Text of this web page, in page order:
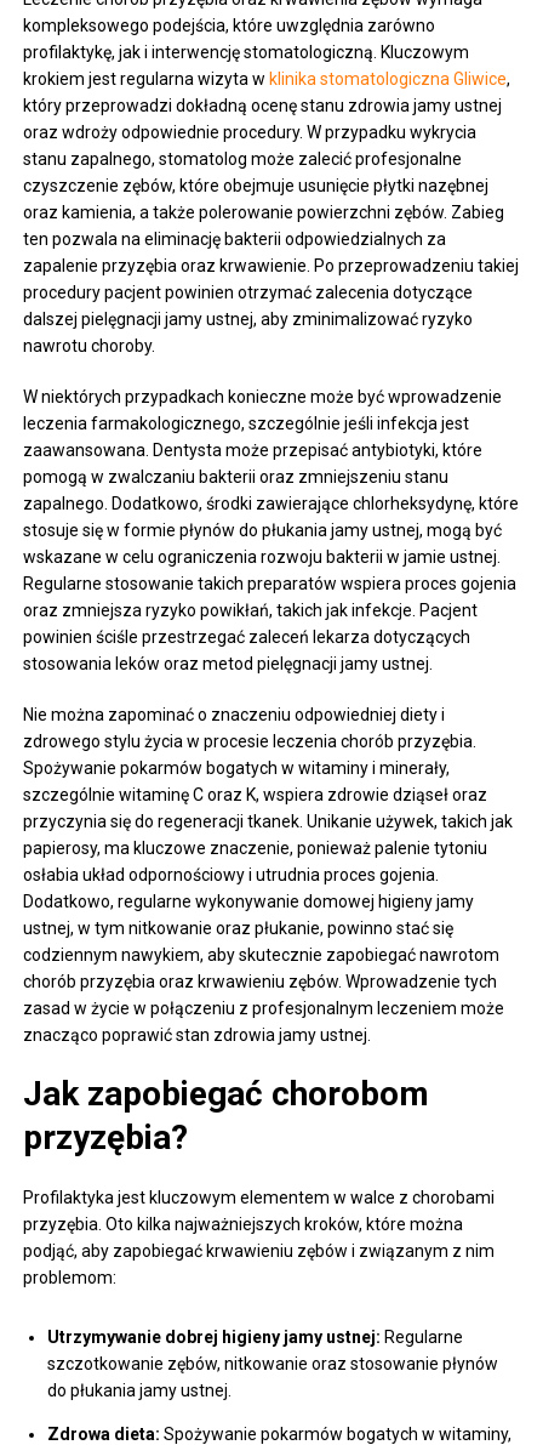
kompleksowego podejścia, które uwzględnia zarówno
profilaktykę, jak i interwencję stomatologiczną. Kluczowym
krokiem jest regularna wizyta w klinika stomatologiczna Gliwice,
który przeprowadzi dokładną ocenę stanu zdrowia jamy ustnej
oraz wdroży odpowiednie procedury. W przypadku wykrycia
stanu zapalnego, stomatolog może zalecić profesjonalne
czyszczenie zębów, które obejmuje usunięcie płytki nazębnej
oraz kamienia, a także polerowanie powierzchni zębów. Zabieg
ten pozwala na eliminację bakterii odpowiedzialnych za
zapalenie przyzębia oraz krwawienie. Po przeprowadzeniu takiej
procedury pacjent powinien otrzymać zalecenia dotyczące
dalszej pielęgnacji jamy ustnej, aby zminimalizować ryzyko
nawrotu choroby.
W niektórych przypadkach konieczne może być wprowadzenie
leczenia farmakologicznego, szczególnie jeśli infekcja jest
zaawansowana. Dentysta może przepisać antybiotyki, które
pomogą w zwalczaniu bakterii oraz zmniejszeniu stanu
zapalnego. Dodatkowo, środki zawierające chlorheksydynę, które
stosuje się w formie płynów do płukania jamy ustnej, mogą być
wskazane w celu ograniczenia rozwoju bakterii w jamie ustnej.
Regularne stosowanie takich preparatów wspiera proces gojenia
oraz zmniejsza ryzyko powikłań, takich jak infekcje. Pacjent
powinien ściśle przestrzegać zaleceń lekarza dotyczących
stosowania leków oraz metod pielęgnacji jamy ustnej.
Nie można zapominać o znaczeniu odpowiedniej diety i
zdrowego stylu życia w procesie leczenia chorób przyzębia.
Spożywanie pokarmów bogatych w witaminy i minerały,
szczególnie witaminę C oraz K, wspiera zdrowie dziąseł oraz
przyczynia się do regeneracji tkanek. Unikanie używek, takich jak
papierosy, ma kluczowe znaczenie, ponieważ palenie tytoniu
osłabia układ odpornościowy i utrudnia proces gojenia.
Dodatkowo, regularne wykonywanie domowej higieny jamy
ustnej, w tym nitkowanie oraz płukanie, powinno stać się
codziennym nawykiem, aby skutecznie zapobiegać nawrotom
chorób przyzębia oraz krwawieniu zębów. Wprowadzenie tych
zasad w życie w połączeniu z profesjonalnym leczeniem może
znacząco poprawić stan zdrowia jamy ustnej.
Jak zapobiegać chorobom
przyzębia?
Profilaktyka jest kluczowym elementem w walce z chorobami
przyzębia. Oto kilka najważniejszych kroków, które można
podjąć, aby zapobiegać krwawieniu zębów i związanym z nim
problemom:
Utrzymywanie dobrej higieny jamy ustnej: Regularne
szczotkowanie zębów, nitkowanie oraz stosowanie płynów
do płukania jamy ustnej.
Zdrowa dieta: Spożywanie pokarmów bogatych w witaminy,